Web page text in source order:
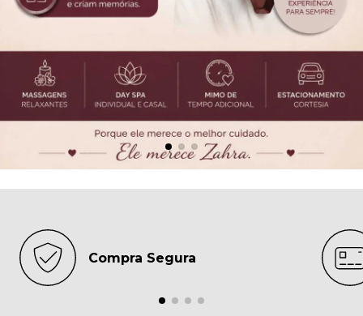
Compra Segura